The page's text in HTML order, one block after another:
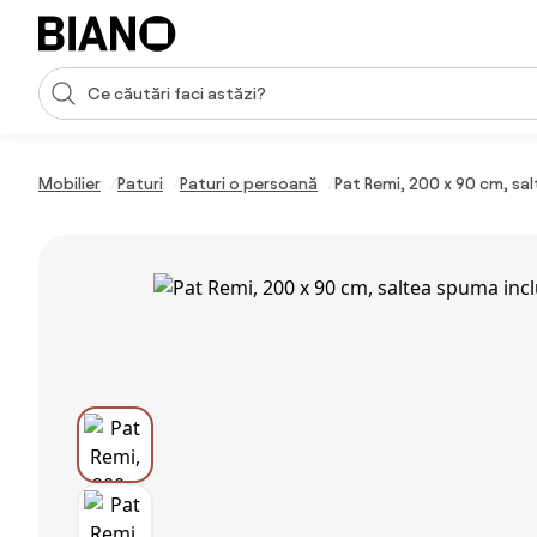
Sari peste navigare, accesează conținutul
Introducerea căutării
Mobilier Paturi Paturi o persoană Pat Remi, 200 x 90 cm,